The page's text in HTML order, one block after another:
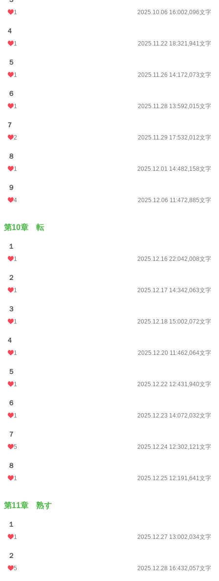
1 2025.10.06 16:002,096文字
4
1 2025.11.22 18:321,941文字
５
1 2025.11.26 14:172,073文字
６
1 2025.11.28 13:592,015文字
7
2 2025.11.29 17:532,012文字
８
1 2025.12.01 14:482,158文字
９
4 2025.12.06 11:472,885文字
第10章 転
１
1 2025.12.16 22:042,008文字
２
1 2025.12.17 14:342,063文字
３
1 2025.12.18 15:002,072文字
4
1 2025.12.20 11:462,064文字
５
1 2025.12.22 12:431,940文字
６
1 2025.12.23 14:072,032文字
７
5 2025.12.24 12:302,121文字
８
1 2025.12.25 12:191,641文字
第11章 熟す
１
1 2025.12.27 13:002,034文字
２
5 2025.12.28 16:432,057文字